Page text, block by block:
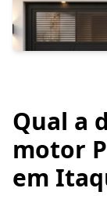
Qual a
motor
em